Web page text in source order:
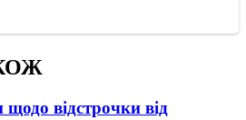
відстрочки від